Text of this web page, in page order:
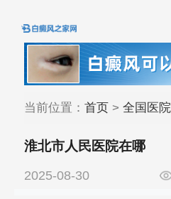
当前位置： 首页> 全国医院
淮北市人民医院在哪
2025-08-30